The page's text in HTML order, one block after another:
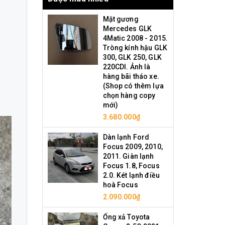
Mặt gương
Mercedes GLK
4Matic 2008 - 2015.
Tròng kính hậu GLK
300, GLK 250, GLK
220CDI. Ảnh là
hàng bãi tháo xe.
(Shop có thêm lựa
chọn hàng copy
mới)
3.680.000₫
Dàn lạnh Ford
Focus 2009, 2010,
2011. Giàn lạnh
Focus 1.8, Focus
2.0. Két lạnh điều
hoà Focus
2.090.000₫
Ống xả Toyota